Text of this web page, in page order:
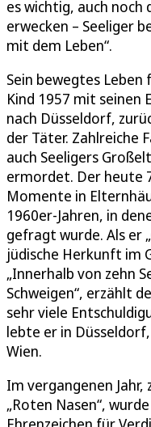
es wichtig, auch noch
erwecken – Seeliger
mit dem Leben“.
Sein bewegtes
Kind 1957 mit seinen
nach Düsseldorf,
der Täter. Zahlreiche
auch Seeligers
ermordet. Der heute
Momente in
1960er-Jahren, in
gefragt wurde. Als er
jüdische Herkunft im
„Innerhalb von zehn
Schweigen“, erzählt
sehr viele
lebte er in
Wien.
Im vergangenen
„Roten Nasen“,